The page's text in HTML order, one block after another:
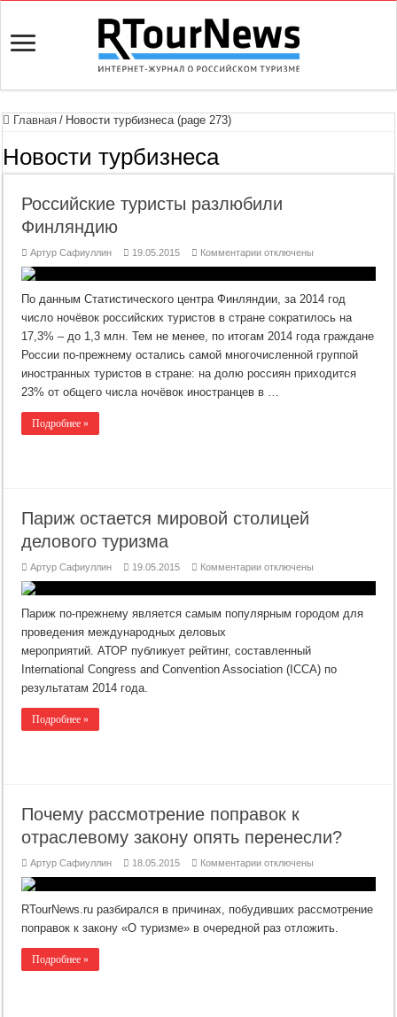
Главная / Новости турбизнеса (page 273)
Новости турбизнеса
Российские туристы разлюбили
Финляндию
Артур Сафиуллин 19.05.2015 Комментариик
туристы
разлюбили
Финляндию
отключены
По данным Статистического центра Финляндии, за 2014 год
число ночёвок российских туристов в стране сократилось на
17,3% – до 1,3 млн. Тем не менее, по итогам 2014 года граждане
России по-прежнему остались самой многочисленной группой
иностранных туристов в стране: на долю россиян приходится
23% от общего числа ночёвок иностранцев в …
Подробнее »
Париж остается мировой столицей
делового туризма
Артур Сафиуллин 19.05.2015 Комментариик
остается
столицей
отключены
Париж по-прежнему является самым популярным городом для
проведения международных деловых
мероприятий. АТОР публикует рейтинг, составленный
International Congress and Convention Association (ICCA) по
результатам 2014 года.
Подробнее »
Почему рассмотрение поправок к
отраслевому закону опять перенесли?
Артур Сафиуллин 18.05.2015 Комментариик
рассмотрение
к
отраслевому
закону
отключены
RTourNews.ru разбирался в причинах, побудивших рассмотрение
поправок к закону «О туризме» в очередной раз отложить.
Подробнее »